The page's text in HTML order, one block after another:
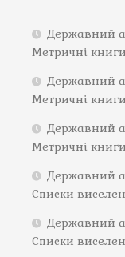
Державний
Метричні книги
Державний
Метричні книги
Державний
Метричні книги
Державний
Списки
Державний
Списки